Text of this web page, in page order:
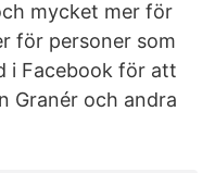
mycket mer för
för personer som
i Facebook för att
Granér och andra